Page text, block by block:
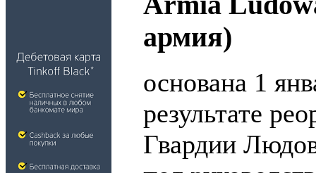
армия)
основана 1
результате
Гвардии